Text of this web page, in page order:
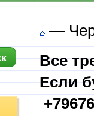
—
Все
Если